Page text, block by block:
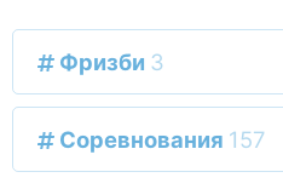
Фризби 3
Соревнования 157